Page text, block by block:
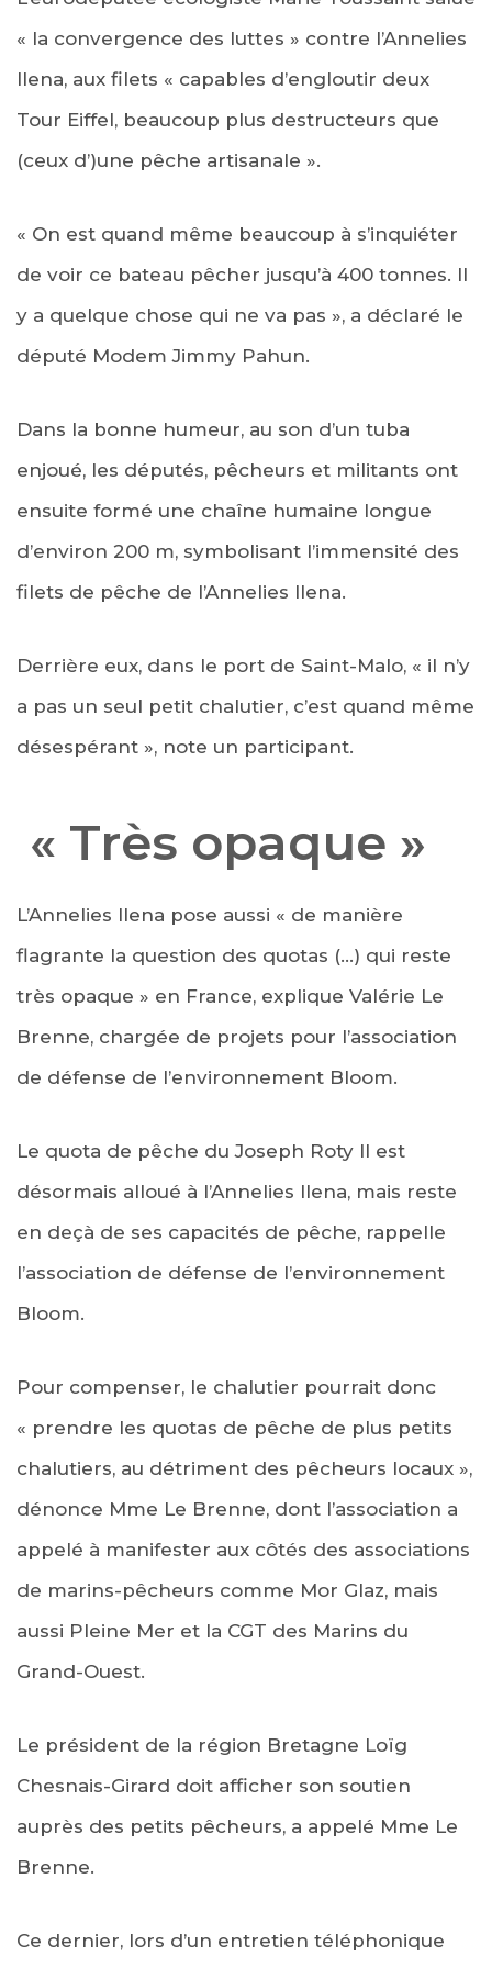
« la convergence des luttes » contre l’Annelies
Ilena, aux filets « capables d’engloutir deux
Tour Eiffel, beaucoup plus destructeurs que
(ceux d’)une pêche artisanale ».
« On est quand même beaucoup à s’inquiéter
de voir ce bateau pêcher jusqu’à 400 tonnes. Il
y a quelque chose qui ne va pas », a déclaré le
député Modem Jimmy Pahun.
Dans la bonne humeur, au son d’un tuba
enjoué, les députés, pêcheurs et militants ont
ensuite formé une chaîne humaine longue
d’environ 200 m, symbolisant l’immensité des
filets de pêche de l’Annelies Ilena.
Derrière eux, dans le port de Saint-Malo, « il n’y
a pas un seul petit chalutier, c’est quand même
désespérant », note un participant.
« Très opaque »
L’Annelies Ilena pose aussi « de manière
flagrante la question des quotas (…) qui reste
très opaque » en France, explique Valérie Le
Brenne, chargée de projets pour l’association
de défense de l’environnement Bloom.
Le quota de pêche du Joseph Roty II est
désormais alloué à l’Annelies Ilena, mais reste
en deçà de ses capacités de pêche, rappelle
l’association de défense de l’environnement
Bloom.
Pour compenser, le chalutier pourrait donc
« prendre les quotas de pêche de plus petits
chalutiers, au détriment des pêcheurs locaux »,
dénonce Mme Le Brenne, dont l’association a
appelé à manifester aux côtés des associations
de marins-pêcheurs comme Mor Glaz, mais
aussi Pleine Mer et la CGT des Marins du
Grand-Ouest.
Le président de la région Bretagne Loïg
Chesnais-Girard doit afficher son soutien
auprès des petits pêcheurs, a appelé Mme Le
Brenne.
Ce dernier, lors d’un entretien téléphonique